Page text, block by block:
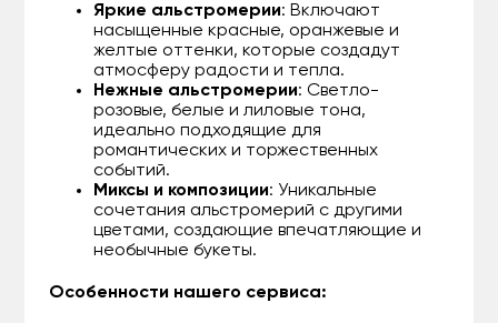
Яркие альстромерии: Включают
насыщенные красные, оранжевые и
желтые оттенки, которые создадут
атмосферу радости и тепла.
Нежные альстромерии: Светло-
розовые, белые и лиловые тона,
идеально подходящие для
романтических и торжественных
событий.
Миксы и композиции: Уникальные
сочетания альстромерий с другими
цветами, создающие впечатляющие и
необычные букеты.
Особенности нашего сервиса: